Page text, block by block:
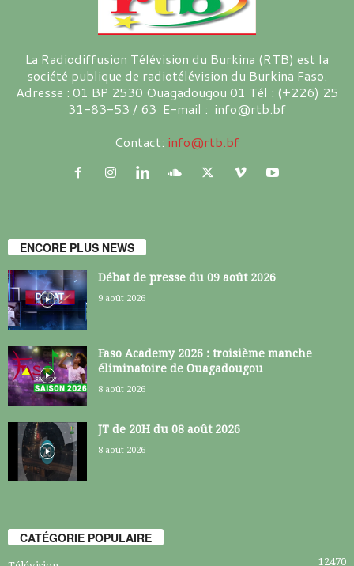
La Radiodiffusion Télévision du Burkina (RTB) est la
société publique de radiotélévision du Burkina Faso.
Adresse : 01 BP 2530 Ouagadougou 01 Tél : (+226) 25
31-83-53 / 63 E-mail : info@rtb.bf
Contact: info@rtb.bf
ENCORE PLUS NEWS
Débat de presse du 09 août 2026
9 août 2026
Faso Academy 2026 : troisième manche
éliminatoire de Ouagadougou
8 août 2026
JT de 20H du 08 août 2026
8 août 2026
CATÉGORIE POPULAIRE
12470